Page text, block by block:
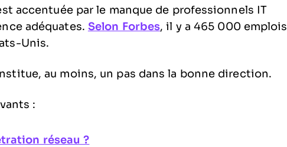
accentuée par le manque de professionnels IT
adéquates. Selon Forbes, il y a 465 000 emplois
Unis.
au moins, un pas dans la bonne direction.
:
réseau ?